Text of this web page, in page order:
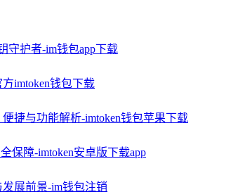
守护者-im钱包app下载
imtoken钱包下载
捷与功能解析-imtoken钱包苹果下载
保障-imtoken安卓版下载app
展前景-im钱包注销